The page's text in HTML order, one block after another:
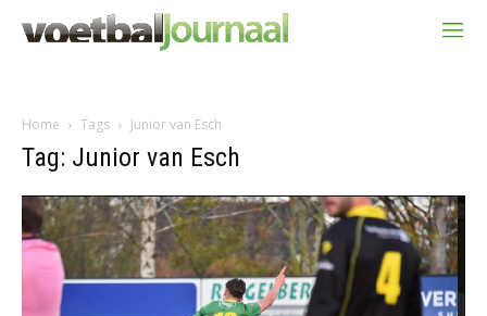
Home Tags Junior van Esch
Tag: Junior van Esch